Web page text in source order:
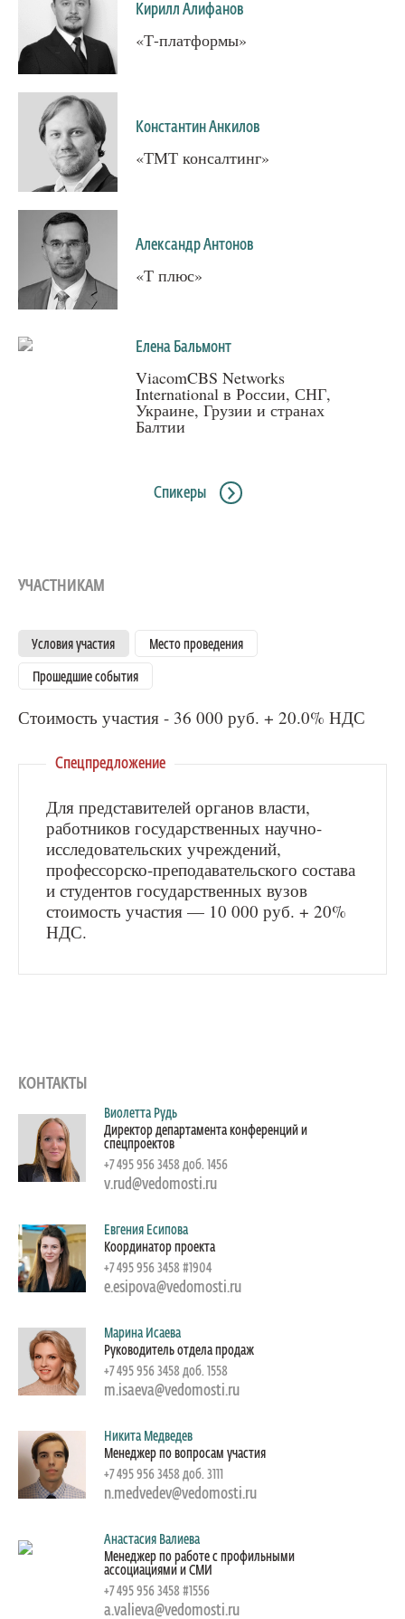
Кирилл Алифанов
«Т-платформы»
Константин Анкилов
«ТМТ консалтинг»
Александр Антонов
«Т плюс»
Елена Бальмонт
ViacomCBS Networks
International в России, СНГ,
Украине, Грузии и странах
Балтии
Спикеры
УЧАСТНИКАМ
Условия участия Место проведения
Прошедшие события
Стоимость участия - 36 000 руб. + 20.0% НДС
Спецпредложение
Для представителей органов власти,
работников государственных научно-
исследовательских учреждений,
профессорско-преподавательского состава
и студентов государственных вузов
стоимость участия — 10 000 руб. + 20%
НДС.
КОНТАКТЫ
Виолетта Рудь
Директор департамента конференций и
спецпроектов
+7 495 956 3458 доб. 1456
v.rud@vedomosti.ru
Евгения Есипова
Координатор проекта
+7 495 956 3458 #1904
e.esipova@vedomosti.ru
Марина Исаева
Руководитель отдела продаж
+7 495 956 3458 доб. 1558
m.isaeva@vedomosti.ru
Никита Медведев
Менеджер по вопросам участия
+7 495 956 3458 доб. 3111
n.medvedev@vedomosti.ru
Анастасия Валиева
Менеджер по работе с профильными
ассоциациями и СМИ
+7 495 956 3458 #1556
a.valieva@vedomosti.ru